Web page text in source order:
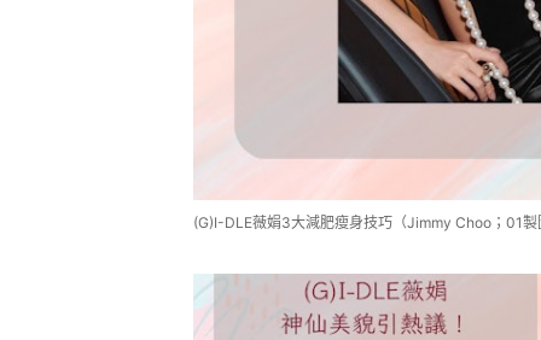
(G)I-DLE薇娟3大減肥瘦身技巧（Jimmy Choo；01製